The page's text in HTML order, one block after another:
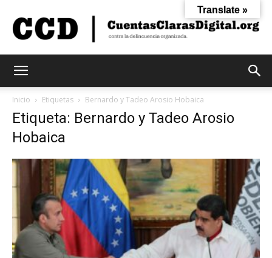
Digital
Inicio Etiquetas Bernardo y Tadeo Arosio Hobaica
Etiqueta: Bernardo y Tadeo Arosio
Hobaica
Translate »